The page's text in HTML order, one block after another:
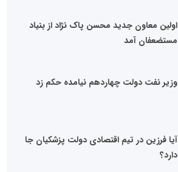
اولین معاون جدید محسن پاک نژاد از بنیاد
مستضعفان آمد
وزیر نفت دولت چهاردهم نیامده حکم زد
آیا فرزین در تیم اقتصادی دولت پزشکیان جا
دارد؟